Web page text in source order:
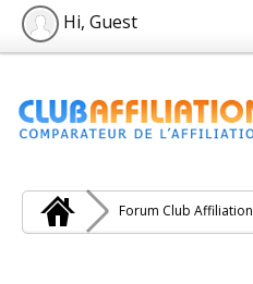
Hi, Guest
Forum Club Affiliation